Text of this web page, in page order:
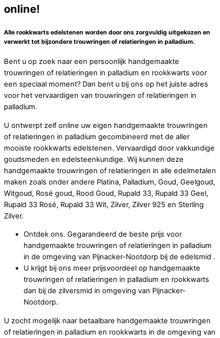
online!
Alle rookkwarts edelstenen worden door ons zorgvuldig uitgekozen en
verwerkt tot bijzondere trouwringen of relatieringen in palladium.
Bent u op zoek naar een persoonlijk handgemaakte
trouwringen of relatieringen in palladium en rookkwarts voor
een speciaal moment? Dan bent u bij ons op het juiste adres
voor het vervaardigen van trouwringen of relatieringen in
palladium.
U ontwerpt zelf online uw eigen handgemaakte trouwringen
of relatieringen in palladium gecombineerd met de aller
mooiste rookkwarts edelstenen. Vervaardigd door vakkundige
goudsmeden en edelsteenkundige. Wij kunnen deze
handgemaakte trouwringen of relatieringen in alle edelmetalen
maken zoals onder andere Platina, Palladium, Goud, Geelgoud,
Witgoud, Rosé goud, Rood Goud, Rupald 33, Rupald 33 Geel,
Rupald 33 Rosé, Rupald 33 Wit, Zilver, Zilver 925 en Sterling
Zilver.
Ontdek ons. Gegarandeerd de beste prijs voor
handgemaakte trouwringen of relatieringen in palladium
in de omgeving van Pijnacker-Nootdorp bij de edelsmid .
U krijgt bij ons meer prijsvoordeel op handgemaakte
trouwringen of relatieringen in palladium en rookkwarts
dan bij de zilversmid in omgeving van Pijnacker-
Nootdorp.
U zocht mogelijk naar betaalbare handgemaakte trouwringen
of relatieringen in palladium en rookkwarts in de omgeving van